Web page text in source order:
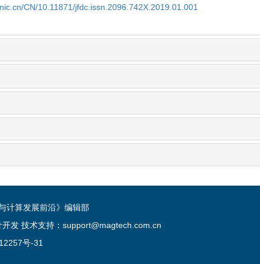
CN/10.11871/jfdc.issn.2096.742X.2019.01.001
计算发展前沿》编辑部
发 技术支持：support@magtech.com.cn
号-31